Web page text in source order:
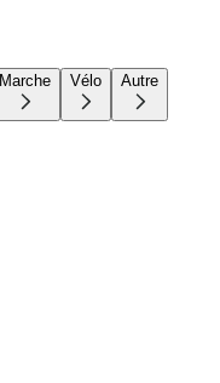
Marche Vélo Autre